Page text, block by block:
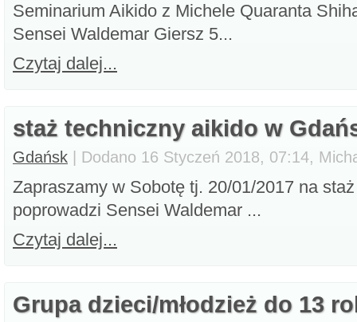
Seminarium Aikido z Michele Quaranta
Sensei Waldemar Giersz 5...
Czytaj dalej...
staż techniczny aikido w
Gdańsk | Dodano 16 Styczeń 2018, 07:14,
Zapraszamy w Sobotę tj. 20/01/2017 na
poprowadzi Sensei Waldemar ...
Czytaj dalej...
Grupa dzieci/młodzież do 13